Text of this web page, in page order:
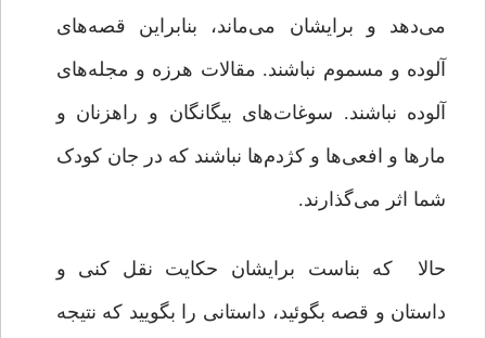
می‌دهد و برایشان می‌ماند، بنابراین قصه‌های
آلوده و مسموم نباشند. مقالات هرزه و مجله‌های
آلوده نباشند. سوغات‌های بیگانگان و راهزنان و
مارها و افعی‌ها و کژدم‌ها نباشند که در جان کودک
شما اثر می‌گذارند.
حالا که بناست برایشان حکایت نقل کنی و
داستان و قصه‌ بگوئید، داستانی را بگویید که نتیجه